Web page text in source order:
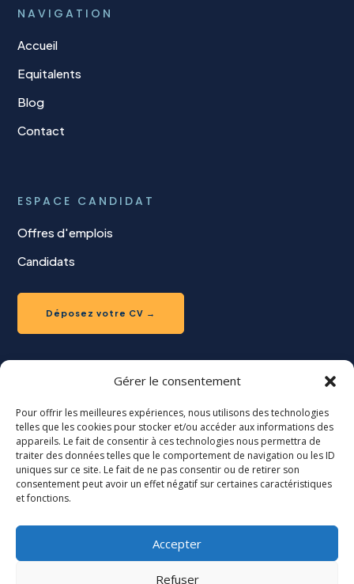
Gérer le consentement
Pour offrir les meilleures expériences, nous utilisons des technologies
telles que les cookies pour stocker et/ou accéder aux informations des
appareils. Le fait de consentir à ces technologies nous permettra de
traiter des données telles que le comportement de navigation ou les ID
uniques sur ce site. Le fait de ne pas consentir ou de retirer son
consentement peut avoir un effet négatif sur certaines caractéristiques
et fonctions.
Accepter
Refuser
NAVIGATION
Accueil
Equitalents
Blog
Contact
ESPACE CANDIDAT
Offres d'emplois
Candidats
Déposez votre CV →
Recherche de candidat
Déposez votre offre →